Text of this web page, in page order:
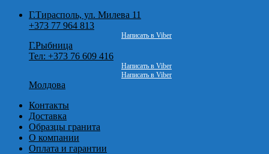
Skip
Г.Тирасполь, ул. Милева 11
+373 77 964 813
Написать в Viber
Г.Рыбница
Тел: +373 76 609 416
Написать в Viber
Написать в Viber
Молдова
Контакты
Доставка
Образцы гранита
О компании
Оплата и гарантии